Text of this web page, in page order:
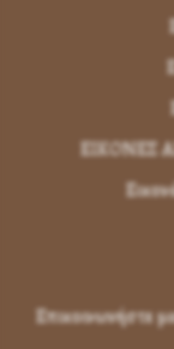
ΕΙΚΟΝΕΣ
Επικοινωνήστε